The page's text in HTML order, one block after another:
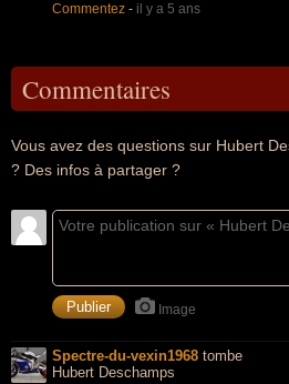
Commentez - il y a 5 ans
Commentaires
Vous avez des questions sur Hubert
? Des infos à partager ?
Image
Spectre-du-vexin1968 tombe
Hubert Deschamps